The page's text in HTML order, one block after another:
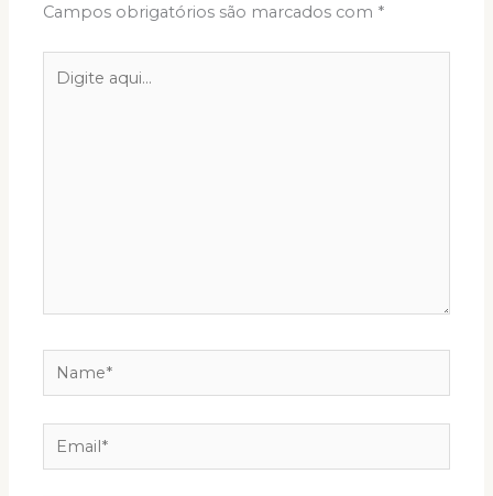
Campos obrigatórios são marcados com *
Name*
Email*